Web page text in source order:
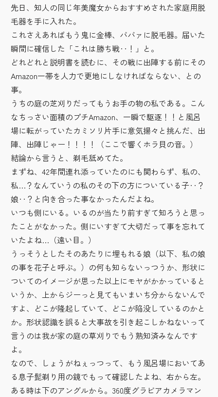
先日、知人の同じ年美魔女からおすすめされた家庭用脱
毛器を手に入れた。
これさえあればもう鬼に金棒、ババァに脱毛器。届いた
瞬間に確信した「これは勝ち戦‥！」と。
どれどれと説明書を読むに、その戦に出陣する前にその
Amazon一帯を人力で更地にしなければならない、との
事。
うちの庭の芝刈りだってもうお手の物の私である。こん
なちっさい面積のプチAmazon、一瞬で駆逐！！と風呂
場に転がっていたカミソリ片手に意気揚々と挑んだ、出
陣、出陣じゃー！！！！（ここで響くホラ貝の音。）
結論から言うと、剃毛舐めてた。
まずね、42年間連れ添っていたのにも関わらず、私の、
私…？なんていうの私のその下の方についている子‥？
娘‥？と向き合った事なかったんだよね。
いつも側にいる。いるのが当たり前すぎて知ろうと思っ
たことがなかった。側にいすぎて大切だって事を忘れて
いたよね…（遠い目。）
うっそうとしたそのあたりに埋もれる娘（以下、私の娘
の事を花子と呼ぶ。）の何も知らないっつうか、形状に
ついてのイメージが思った以上にモヤがかかっていると
いうか、上からジーっと見てもいまいち分からないんで
すよ、どこが隆起していて、どこが陥没しているのかと
か。形状認識を誤ると大事故を引き起こしかねないって
言うのは我が家の庭の草刈りでもう熟知済みなんです
よ。
なので、しょうがねぇっつって、もう風呂場においてあ
る息子髭剃り用の鏡でもって確認したよね、右から左。
ある時は下のアングルから。360度グラビアカメラマン